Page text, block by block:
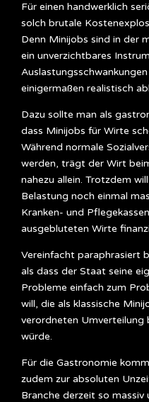
Für einen handwerklich
solch brutale
Denn Minijobs sind in der
ein unverzichtbares
einigermaßen realistisch
Dazu sollte man als
dass Minijobs für Wirte
Während normale
werden, trägt der Wirt
nahezu allein. Trotzdem
Belastung noch einmal
Kranken- und
ausgebluteten Wirte
Vereinfacht paraphrasiert
als dass der Staat seine
Probleme einfach zum
will, die als klassische
verordneten
würde.
Für die Gastronomie
zudem zur absoluten
Branche derzeit so